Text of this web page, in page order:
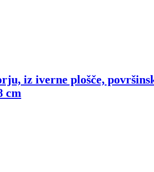
iz iverne plošče,
cm